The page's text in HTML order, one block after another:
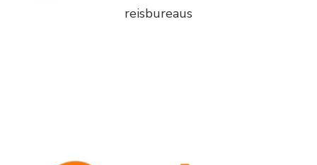
reisbureaus